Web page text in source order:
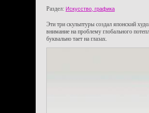
Раздел: Искусство, графика
Эти три скульптуры создал японский
внимание на проблему глобального
буквально тает на глазах.